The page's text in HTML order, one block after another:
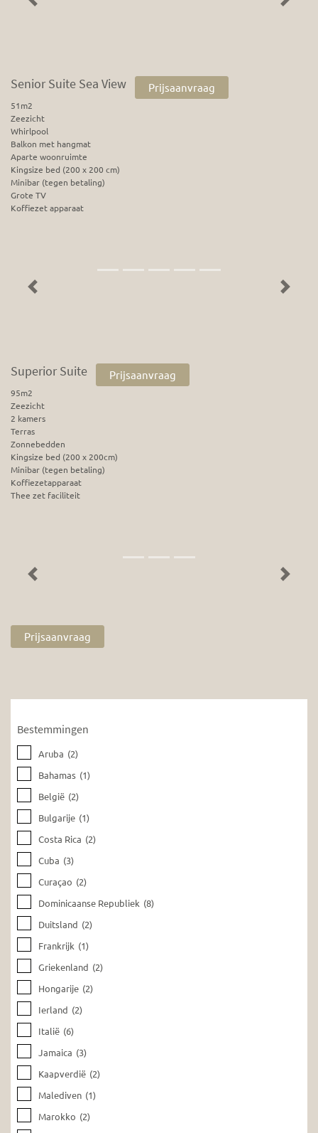
Bestemmingen
Aruba (2)
Bahamas (1)
België (2)
Bulgarije (1)
Costa Rica (2)
Cuba (3)
Curaçao (2)
Dominicaanse Republiek (8)
Duitsland (2)
Frankrijk (1)
Griekenland (2)
Hongarije (2)
Ierland (2)
Italië (6)
Jamaica (3)
Kaapverdië (2)
Malediven (1)
Marokko (2)
Previous Next
Senior Suite Sea View Prijsaanvraag
51m2
Zeezicht
Whirlpool
Balkon met hangmat
Aparte woonruimte
Kingsize bed (200 x 200 cm)
Minibar (tegen betaling)
Grote TV
Koffiezet apparaat
Previous Next
Superior Suite Prijsaanvraag
95m2
Zeezicht
2 kamers
Terras
Zonnebedden
Kingsize bed (200 x 200cm)
Minibar (tegen betaling)
Koffiezetapparaat
Thee zet faciliteit
Previous Next
Prijsaanvraag